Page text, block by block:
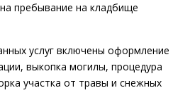
пребывание на кладбище
услуг включены оформление
выкопка могилы, процедура
участка от травы и снежных